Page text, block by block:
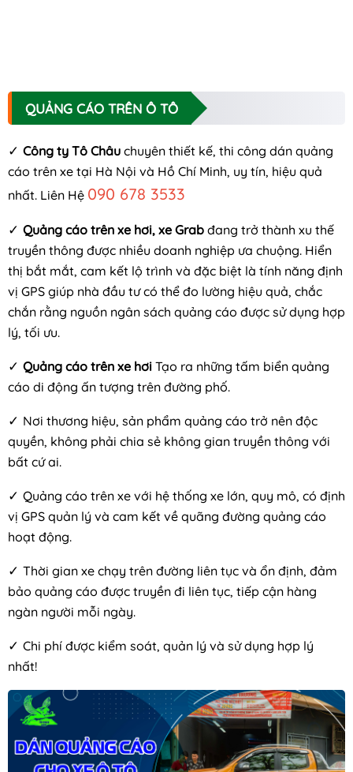
QUẢNG CÁO TRÊN Ô TÔ
✓ Công ty Tô Châu chuyên thiết kế, thi công dán quảng
cáo trên xe tại Hà Nội và Hồ Chí Minh, uy tín, hiệu quả
nhất. Liên Hệ 090 678 3533
✓ Quảng cáo trên xe hơi, xe Grab đang trở thành xu thế
truyền thông được nhiều doanh nghiệp ưa chuộng. Hiển
thị bắt mắt, cam kết lộ trình và đặc biệt là tính năng định
vị GPS giúp nhà đầu tư có thể đo lường hiệu quả, chắc
chắn rằng nguồn ngân sách quảng cáo được sử dụng hợp
lý, tối ưu.
✓ Quảng cáo trên xe hơi Tạo ra những tấm biển quảng
cáo di động ấn tượng trên đường phố.
✓ Nơi thương hiệu, sản phẩm quảng cáo trở nên độc
quyền, không phải chia sẻ không gian truyền thông với
bất cứ ai.
✓ Quảng cáo trên xe với hệ thống xe lớn, quy mô, có định
vị GPS quản lý và cam kết về quãng đường quảng cáo
hoạt động.
✓ Thời gian xe chạy trên đường liên tục và ổn định, đảm
bảo quảng cáo được truyền đi liên tục, tiếp cận hàng
ngàn người mỗi ngày.
✓ Chi phí được kiểm soát, quản lý và sử dụng hợp lý
nhất!